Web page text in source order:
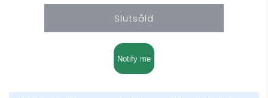
Woods
PGA
Tour
12
(Xbox
360)
Woods
Tour
Slutsåld
Notify me